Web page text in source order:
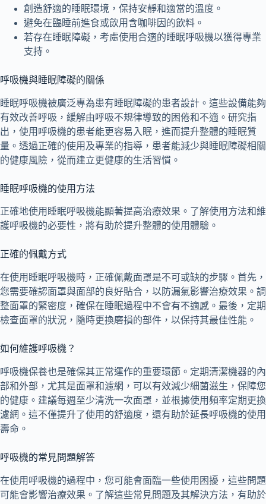
創造舒適的睡眠環境，保持安靜和適當的溫度。
避免在臨睡前進食或飲用含咖啡因的飲料。
若存在睡眠障礙，考慮使用合適的睡眠呼吸機以獲得專業
支持。
呼吸機與睡眠障礙的關係
睡眠呼吸機被廣泛專為患有睡眠障礙的患者設計。這些設備能夠
有效改善呼吸，緩解由呼吸不規律導致的困倦和不適。研究指
出，使用呼吸機的患者能更容易入眠，進而提升整體的睡眠質
量。透過正確的使用及專業的指導，患者能減少與睡眠障礙相關
的健康風險，從而建立更健康的生活習慣。
睡眠呼吸機的使用方法
正確地使用睡眠呼吸機能顯著提高治療效果。了解使用方法和維
護呼吸機的必要性，將有助於提升整體的使用體驗。
正確的佩戴方式
在使用睡眠呼吸機時，正確佩戴面罩是不可或缺的步驟。首先，
您需要確認面罩與面部的良好貼合，以防漏氣影響治療效果。調
整面罩的緊密度，確保在睡眠過程中不會有不適感。最後，定期
檢查面罩的狀況，隨時更換磨損的部件，以保持其最佳性能。
如何維護呼吸機？
呼吸機保養也是確保其正常運作的重要環節。定期清潔機器的內
部和外部，尤其是面罩和濾網，可以有效減少細菌滋生，保障您
的健康。建議每週至少清洗一次面罩，並根據使用頻率定期更換
濾網。這不僅提升了使用的舒適度，還有助於延長呼吸機的使用
壽命。
呼吸機的常見問題解答
在使用呼吸機的過程中，您可能會面臨一些使用困擾，這些問題
可能會影響治療效果。了解這些常見問題及其解決方法，有助於